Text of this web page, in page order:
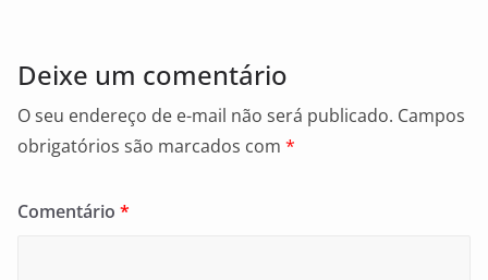
Deixe um comentário
O seu endereço de e-mail não será publicado. Campos
obrigatórios são marcados com *
Comentário *